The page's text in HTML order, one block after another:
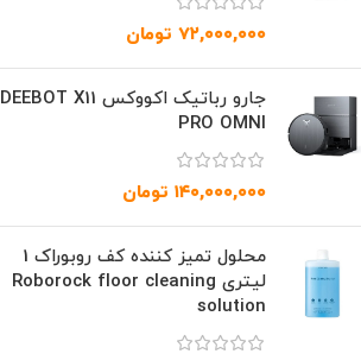
۷۲,۰۰۰,۰۰۰ تومان
جارو رباتیک اکووکس DEEBOT X11
PRO OMNI
۱۴۰,۰۰۰,۰۰۰ تومان
محلول تمیز کننده کف روبوراک 1
لیتری Roborock floor cleaning
solution